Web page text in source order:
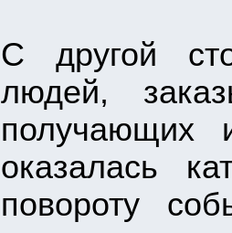
С другой
людей,
получающих
оказалась
повороту